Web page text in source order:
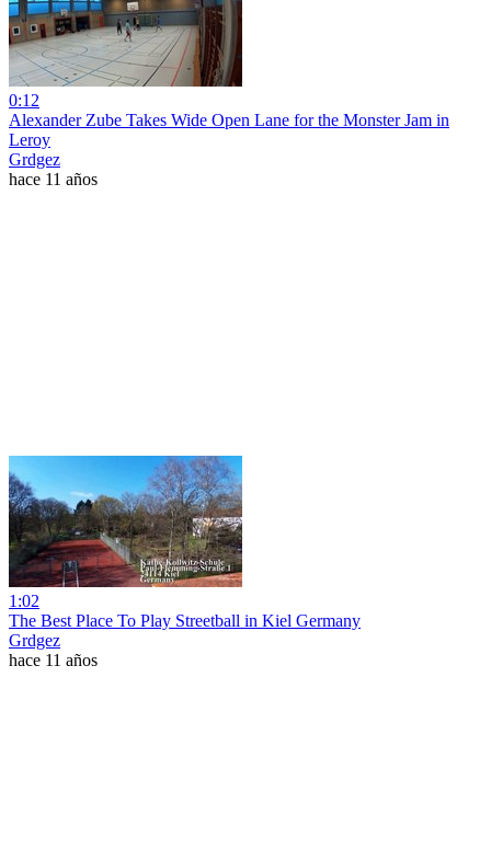
0:12
Alexander Zube Takes Wide Open Lane for the Monster Jam in
Leroy
Grdgez
hace 11 años
1:02
The Best Place To Play Streetball in Kiel Germany
Grdgez
hace 11 años